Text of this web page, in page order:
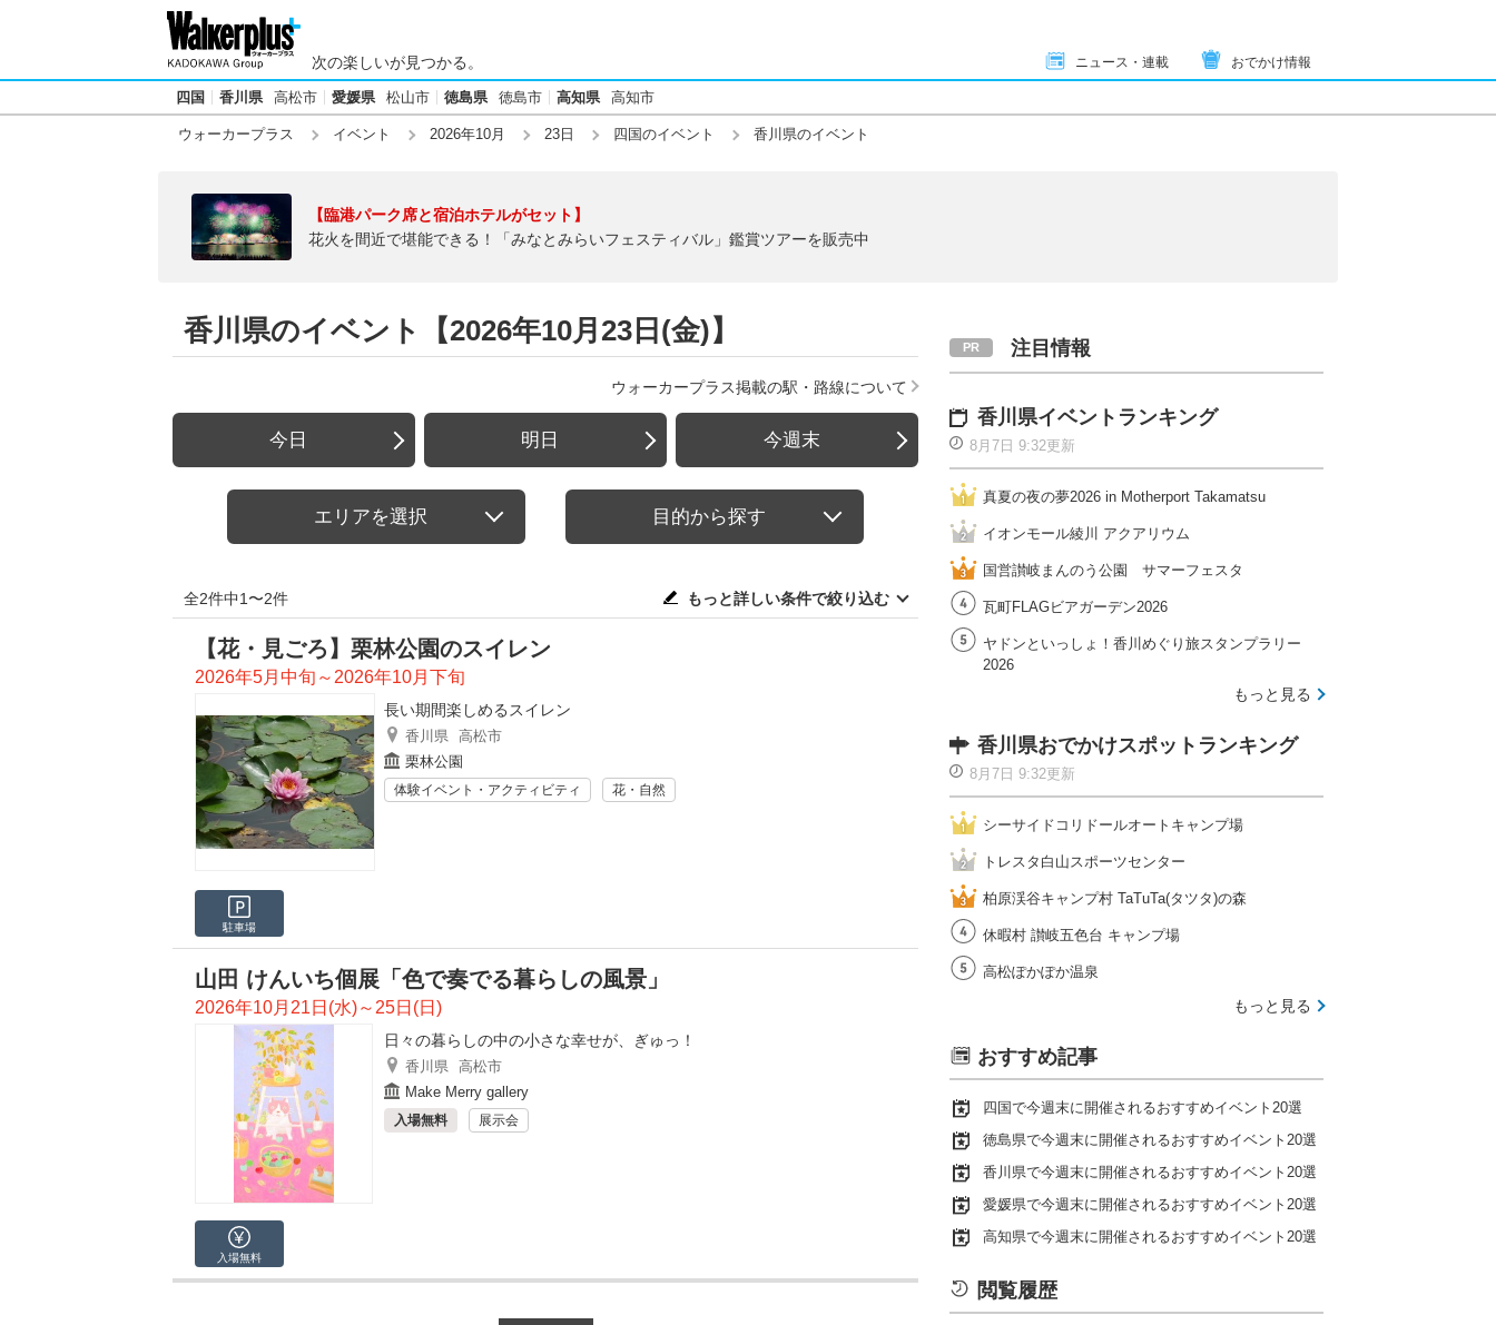
次の楽しいが見つかる。 ニュース・連載 おでかけ情報
四国 香川県 高松市 愛媛県 松山市 徳島県 徳島市 高知県 高知市
ウォーカープラス イベント 2026年10月 23日 四国のイベント 香川県のイベント
【臨港パーク席と宿泊ホテルがセット】
花火を間近で堪能できる！「みなとみらいフェスティバル」鑑賞ツアーを販売中
香川県のイベント【2026年10月23日(金)】
ウォーカープラス掲載の駅・路線について
今日 明日 今週末
エリアを選択 目的から探す
全2件中1〜2件 もっと詳しい条件で絞り込む
【花・見ごろ】栗林公園のスイレン
2026年5月中旬～2026年10月下旬
長い期間楽しめるスイレン
香川県 高松市
栗林公園
体験イベント・アクティビティ 花・自然
駐車場
山田 けんいち個展「色で奏でる暮らしの風景」
2026年10月21日(水)～25日(日)
日々の暮らしの中の小さな幸せが、ぎゅっ！
香川県 高松市
Make Merry gallery
入場無料 展示会
入場無料
注目情報
香川県イベントランキング
8月7日 9:32更新
真夏の夜の夢2026 in Motherport Takamatsu
イオンモール綾川 アクアリウム
国営讃岐まんのう公園 サマーフェスタ
瓦町FLAGビアガーデン2026
ヤドンといっしょ！香川めぐり旅スタンプラリー
2026
もっと見る
香川県おでかけスポットランキング
8月7日 9:32更新
シーサイドコリドールオートキャンプ場
トレスタ白山スポーツセンター
柏原渓谷キャンプ村 TaTuTa(タツタ)の森
休暇村 讃岐五色台 キャンプ場
高松ぽかぽか温泉
もっと見る
おすすめ記事
四国で今週末に開催されるおすすめイベント20選
徳島県で今週末に開催されるおすすめイベント20選
香川県で今週末に開催されるおすすめイベント20選
愛媛県で今週末に開催されるおすすめイベント20選
高知県で今週末に開催されるおすすめイベント20選
閲覧履歴